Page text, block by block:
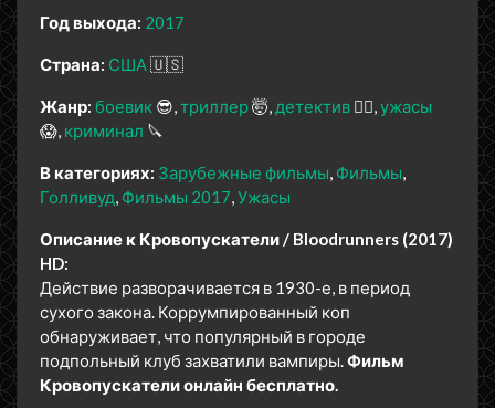
Год выхода: 2017
Страна: США🇺🇸
Жанр: боевик 😎 триллер🤯 детектив 🕵️‍♂️ ужасы
😱 криминал 🔪
В категориях: Зарубежные фильмы Фильмы
Голливуд Фильмы 2017 Ужасы
Описание к Кровопускатели / Bloodrunners (2017)
HD:
Действие разворачивается в 1930-е, в период
сухого закона. Коррумпированный коп
обнаруживает, что популярный в городе
подпольный клуб захватили вампиры.Фильм
Кровопускатели онлайн бесплатно.